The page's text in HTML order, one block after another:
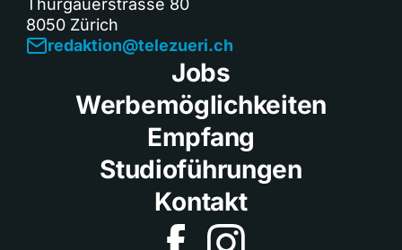
Thurgauerstrasse 80
8050 Zürich
redaktion@telezueri.ch
Jobs
Werbemöglichkeiten
Empfang
Studioführungen
Kontakt